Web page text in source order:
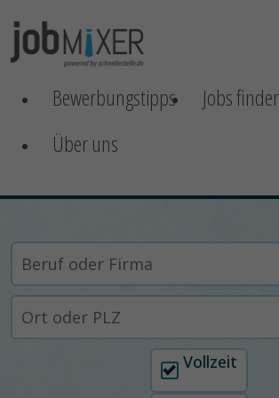
Bewerbungstipps
Jobs
Über uns
Arbeitszeit
Vollzeit